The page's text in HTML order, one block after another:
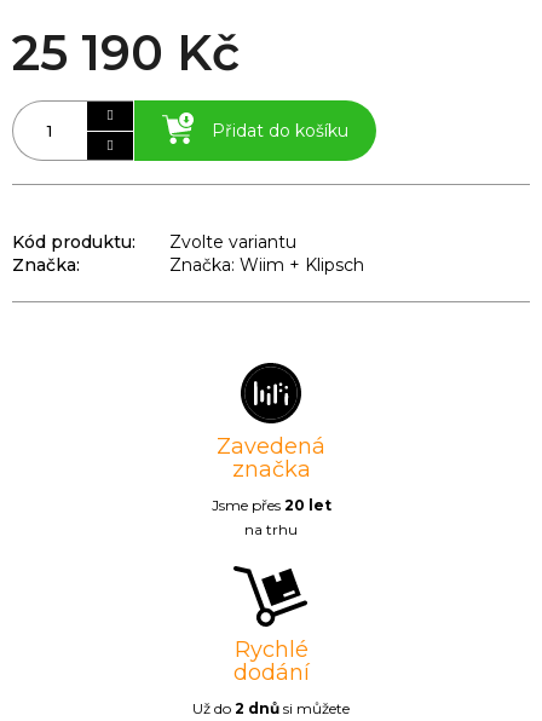
25 190 Kč
Přidat do košíku
Kód produktu:
Zvolte variantu
Značka:
Značka: Wiim + Klipsch
Zavedená
značka
Jsme přes 20 let
na trhu
Rychlé
dodání
Už do 2 dnů si můžete